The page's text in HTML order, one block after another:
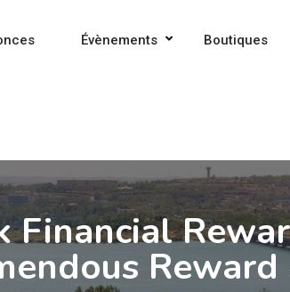
Évènements Boutiques
Financial